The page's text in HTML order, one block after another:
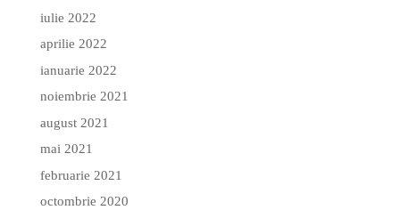
iulie 2022
aprilie 2022
ianuarie 2022
noiembrie 2021
august 2021
mai 2021
februarie 2021
octombrie 2020